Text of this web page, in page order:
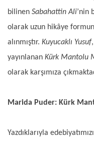
bilinen Sabahattin Ali’nin
olarak uzun hikâye
alınmıştır. Kuyucaklı Yusuf,
yayınlanan Kürk Mantolu
olarak karşımıza
Marida Puder: Kürk
Yazdıklarıyla